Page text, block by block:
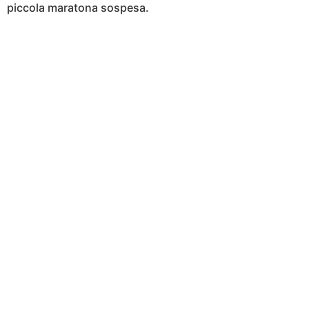
piccola maratona sospesa.